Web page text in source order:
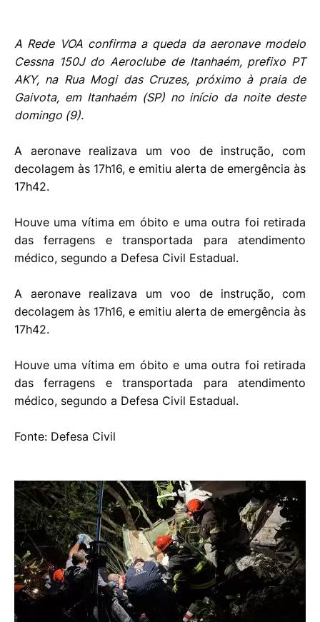
A Rede VOA confirma a queda da aeronave modelo
Cessna 150J do Aeroclube de Itanhaém, prefixo PT
AKY, na Rua Mogi das Cruzes, próximo à praia de
Gaivota, em Itanhaém (SP) no início da noite deste
domingo (9).
A aeronave realizava um voo de instrução, com
decolagem às 17h16, e emitiu alerta de emergência às
17h42.
Houve uma vítima em óbito e uma outra foi retirada
das ferragens e transportada para atendimento
médico, segundo a Defesa Civil Estadual.
A aeronave realizava um voo de instrução, com
decolagem às 17h16, e emitiu alerta de emergência às
17h42.
Houve uma vítima em óbito e uma outra foi retirada
das ferragens e transportada para atendimento
médico, segundo a Defesa Civil Estadual.
Fonte: Defesa Civil